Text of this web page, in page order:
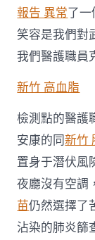
報告 異常了
笑容是我們對
我們醫護職員
新竹 高血脂
檢測點的醫護
安康的同新竹
置身于潛伏風
夜廳沒有空調
苗仍然選擇了
沾染的肺炎篩